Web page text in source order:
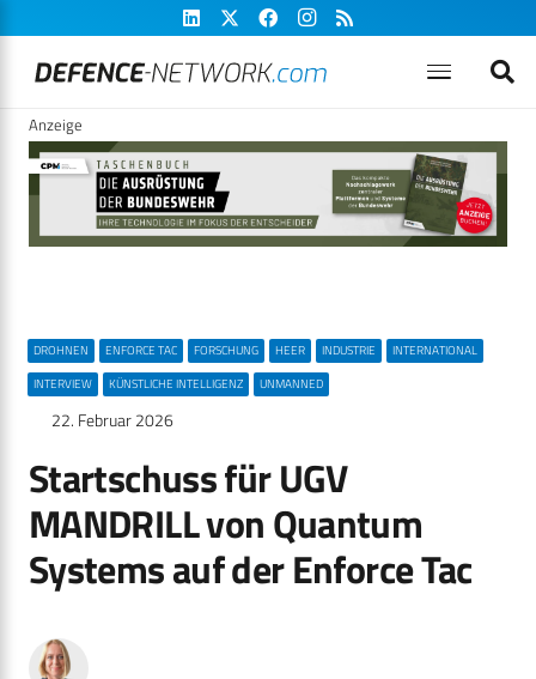
Anzeige
DROHNEN ENFORCE TAC FORSCHUNG HEER INDUSTRIE
INTERNATIONAL
INTERVIEW
KÜNSTLICHE INTELLIGENZ UNMANNED
22. Februar 2026
Startschuss für UGV
MANDRILL von Quantum
Systems auf der Enforce Tac